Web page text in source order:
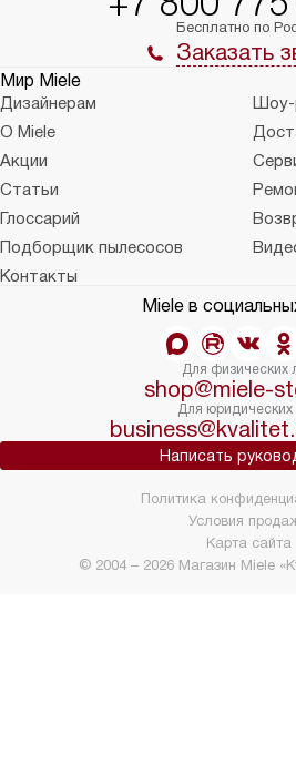
Бесплатно по
Заказать
Мир Miele
Дизайнерам
Шоу-
О Miele
Акции
Статьи
Глоссарий
Подборщик пылесосов
Контакты
Miele в
Для физических
shop@miele-
Для юридических
Написать
© 2004 – 2026 Магазин Miele
Политика
Условия
Карта сайта